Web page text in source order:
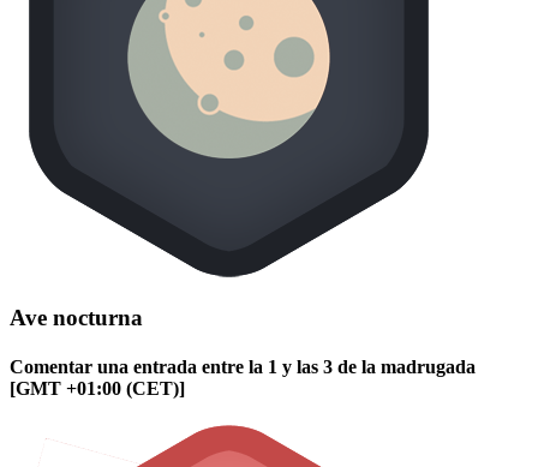
Ave nocturna
Comentar una entrada entre la 1 y las 3 de la madrugada
[GMT +01:00 (CET)]